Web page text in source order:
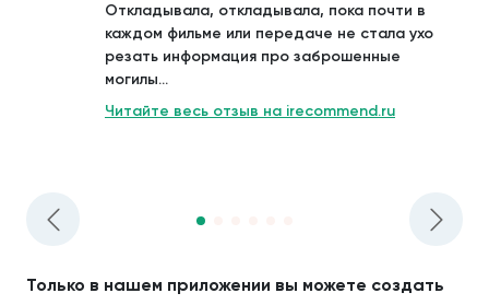
Откладывала, откладывала, пока почти в
каждом фильме или передаче не стала ухо
резать информация про заброшенные
могилы...
Читайте весь отзыв на irecommend.ru
Только в нашем приложении вы можете создать